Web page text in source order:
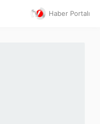
Haber Portalı